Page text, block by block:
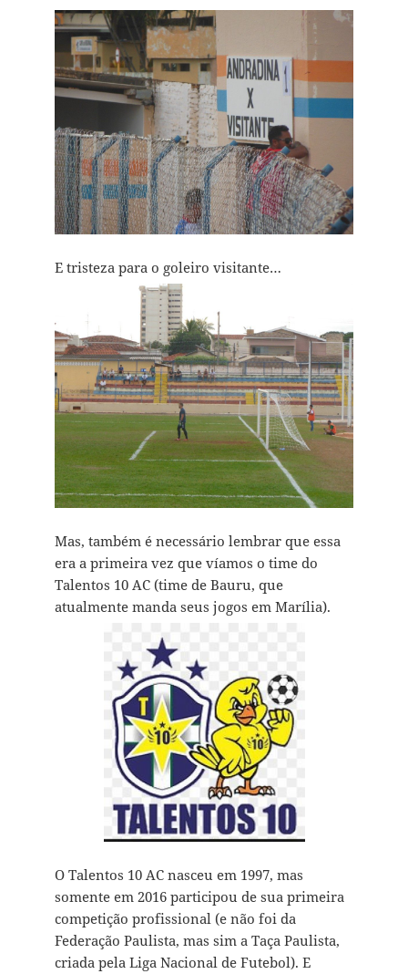
E tristeza para o goleiro visitante…
Mas, também é necessário lembrar que essa
era a primeira vez que víamos o time do
Talentos 10 AC (time de Bauru, que
atualmente manda seus jogos em Marília).
O Talentos 10 AC nasceu em 1997, mas
somente em 2016 participou de sua primeira
competição profissional (e não foi da
Federação Paulista, mas sim a Taça Paulista,
criada pela Liga Nacional de Futebol). E